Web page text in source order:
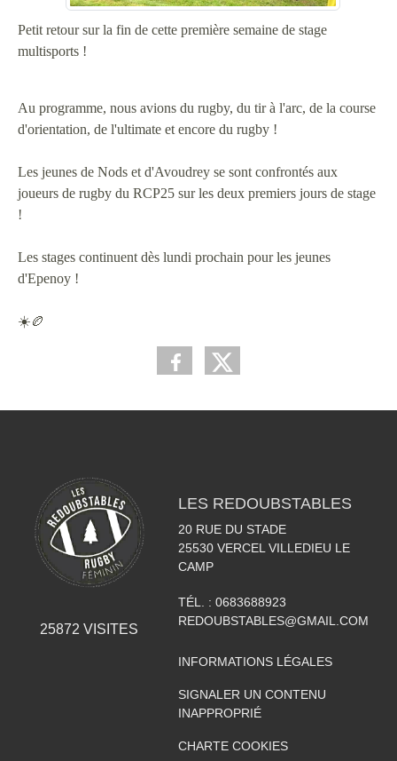
Petit retour sur la fin de cette première semaine de stage
multisports !
Au programme, nous avions du rugby, du tir à l'arc, de la course
d'orientation, de l'ultimate et encore du rugby !
Les jeunes de Nods et d'Avoudrey se sont confrontés aux
joueurs de rugby du RCP25 sur les deux premiers jours de stage
!
Les stages continuent dès lundi prochain pour les jeunes
d'Epenoy !
☀️🏉
25872 VISITES
LES REDOUBSTABLES
20 RUE DU STADE
25530 VERCEL VILLEDIEU LE
CAMP
TÉL. : 0683688923
REDOUBSTABLES@GMAIL.COM
INFORMATIONS LÉGALES
SIGNALER UN CONTENU
INAPPROPRIÉ
CHARTE COOKIES